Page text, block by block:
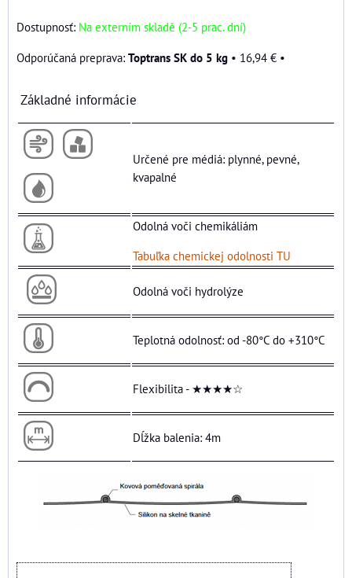
Dostupnosť: Na externím skladě (2-5 prac. dní)
Toptrans SK do 5 kg • 16,94 € •
Základné informácie
Určené pre médiá: plynné, pevné,
kvapalné
Odolná voči chemikáliám
Tabuľka chemickej odolnosti TU
Odolná voči hydrolýze
Teplotná odolnosť: od -80°C do +310°C
Flexibilita - ★★★★☆
Dĺžka balenia: 4m